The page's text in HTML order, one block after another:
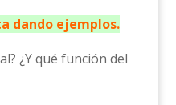
dando ejemplos.
¿Y qué función del